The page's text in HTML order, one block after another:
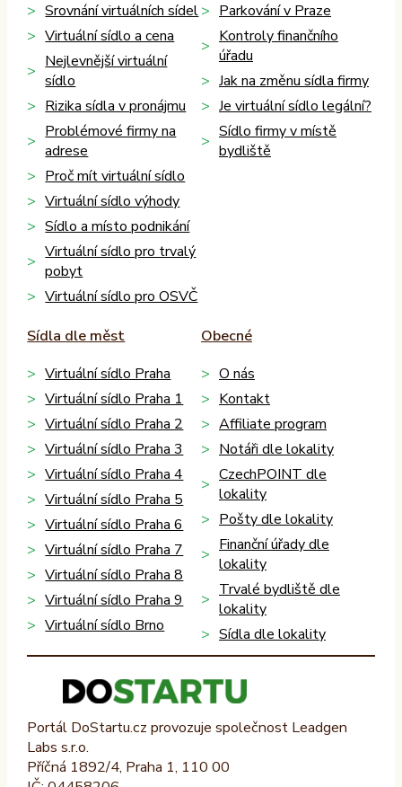
Srovnání virtuálních sídel
Virtuální sídlo a cena
Nejlevnější virtuální
sídlo
Rizika sídla v pronájmu
Problémové firmy na
adrese
Proč mít virtuální sídlo
Virtuální sídlo výhody
Sídlo a místo podnikání
Virtuální sídlo pro trvalý
pobyt
Virtuální sídlo pro OSVČ
Parkování v Praze
Kontroly finančního
úřadu
Jak na změnu sídla firmy
Je virtuální sídlo legální?
Sídlo firmy v místě
bydliště
Sídla dle měst
Virtuální sídlo Praha
Virtuální sídlo Praha 1
Virtuální sídlo Praha 2
Virtuální sídlo Praha 3
Virtuální sídlo Praha 4
Virtuální sídlo Praha 5
Virtuální sídlo Praha 6
Virtuální sídlo Praha 7
Virtuální sídlo Praha 8
Virtuální sídlo Praha 9
Virtuální sídlo Brno
Obecné
O nás
Kontakt
Affiliate program
Notáři dle lokality
CzechPOINT dle
lokality
Pošty dle lokality
Finanční úřady dle
lokality
Trvalé bydliště dle
lokality
Sídla dle lokality
Portál DoStartu.cz provozuje společnost Leadgen
Labs s.r.o.
Příčná 1892/4, Praha 1, 110 00